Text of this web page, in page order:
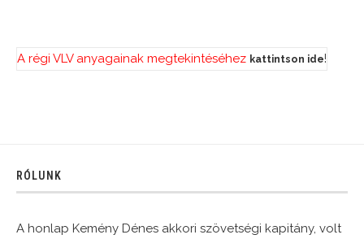
A régi VLV anyagainak megtekintéséhez kattintson ide!
RÓLUNK
A honlap Kemény Dénes akkori szövetségi kapitány, volt